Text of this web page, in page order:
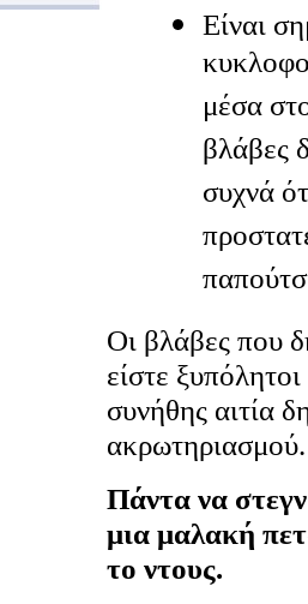
Είναι
μέσα
βλάβες
συχνά
Οι βλάβες που
είστε
συνήθης αιτία
ακρωτηριασμού.
Πάντα να
μια μαλακή
το ντους.